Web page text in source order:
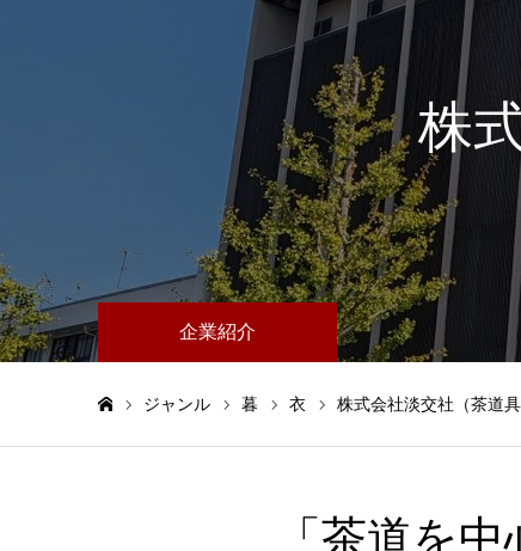
株
企業紹介
ジャンル 暮 衣 株式会社淡交社（茶道具
「茶道を